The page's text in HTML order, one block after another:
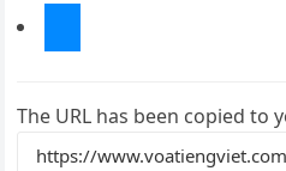
The URL has been copied to